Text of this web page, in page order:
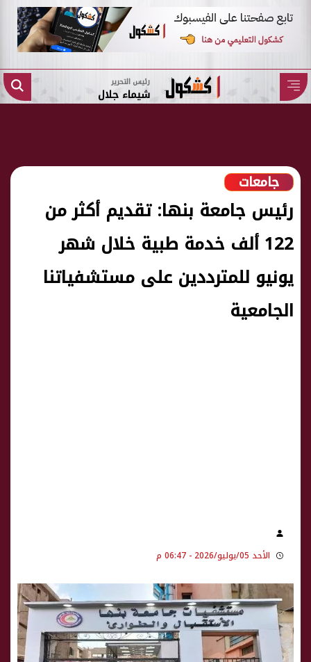
رئيس التحرير
شيماء جلال
جامعات
رئيس جامعة بنها: تقديم أكثر من
122 ألف خدمة طبية خلال شهر
يونيو للمترددين على مستشفياتنا
الجامعية
الأحد 05/يوليو/2026 - 06:47 م